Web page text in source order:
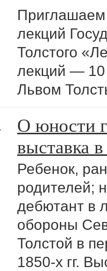
Приглашаем
лекций
Толстого
лекций — 10
Львом
О юности
выставка
Ребенок,
родителей;
дебютант в
обороны
Толстой в
1850-х гг.